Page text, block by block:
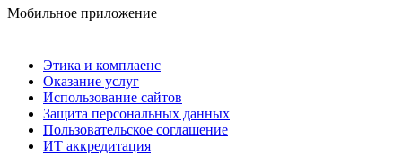
Мобильное приложение
Этика и комплаенс
Оказание услуг
Использование сайтов
Защита персональных данных
Пользовательское соглашение
ИТ аккредитация